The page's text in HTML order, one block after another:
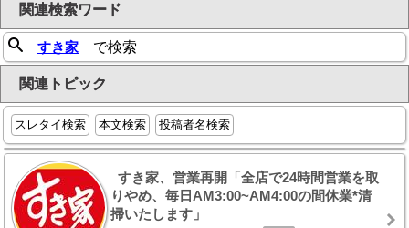
関連検索ワード
すき家 で検索
関連トピック
スレタイ検索 本文検索 投稿者名検索
すき家、営業再開「全店で24時間営業を取
りやめ、毎日AM3:00~AM4:00の間休業*清
掃いたします」